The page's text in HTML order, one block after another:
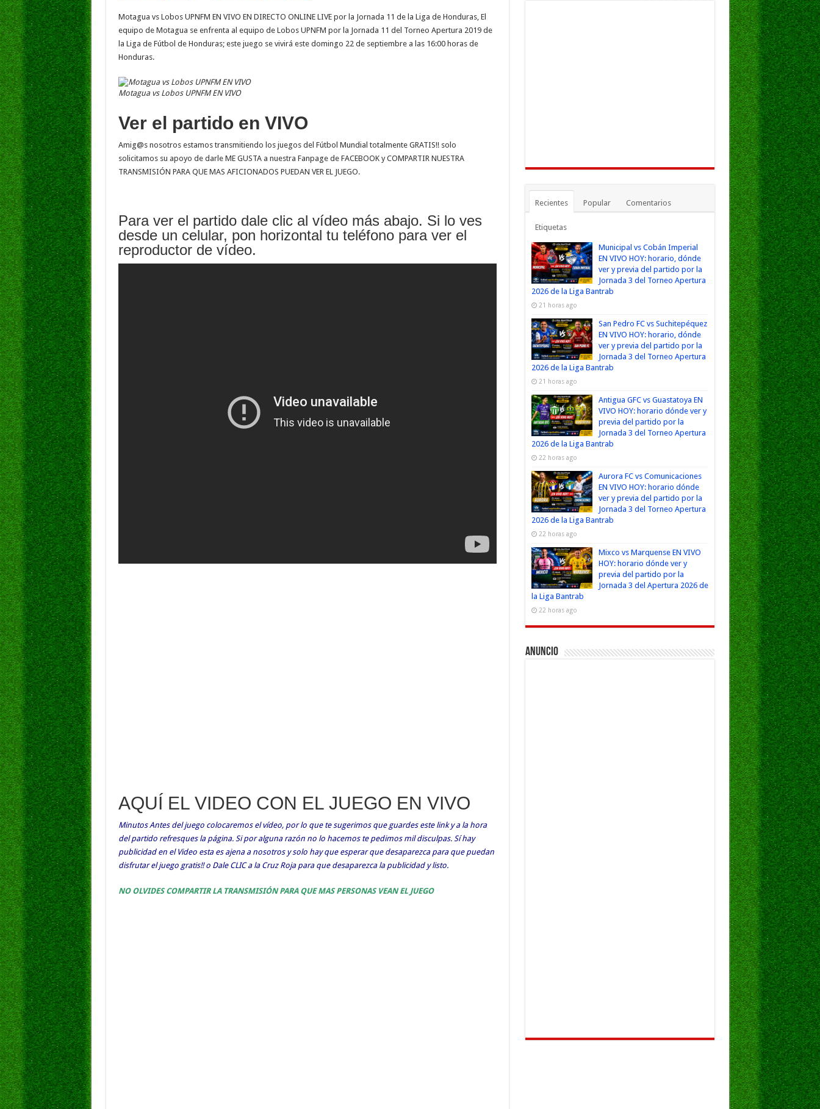
e
b
o
o
k
wi
tt
er
at
sA
p
ai
l
k
e
n
se
n
e
gr
m
p
Motagua vs Lobos UPNFM EN VIVO EN DIRECTO ONLINE LIVE por la Jornada 11 de la Liga de Honduras, El
equipo de Motagua se enfrenta al equipo de Lobos UPNFM por la Jornada 11 del Torneo Apertura 2019 de
la Liga de Fútbol de Honduras; este juego se vivirá este domingo 22 de septiembre a las 16:00 horas de
Honduras.
Motagua vs Lobos UPNFM EN VIVO
Ver el partido en VIVO
Amig@s nosotros estamos transmitiendo los juegos del Fútbol Mundial totalmente GRATIS!! solo
solicitamos su apoyo de darle ME GUSTA a nuestra Fanpage de FACEBOOK y COMPARTIR NUESTRA
TRANSMISIÓN PARA QUE MAS AFICIONADOS PUEDAN VER EL JUEGO.
Para ver el partido dale clic al vídeo más abajo. Si lo ves
desde un celular, pon horizontal tu teléfono para ver el
reproductor de vídeo.
AQUÍ EL VIDEO CON EL JUEGO EN VIVO
Minutos Antes del juego colocaremos el vídeo, por lo que te sugerimos que guardes este link y a la hora
del partido refresques la página. Si por alguna razón no lo hacemos te pedimos mil disculpas. Sí hay
publicidad en el Video esta es ajena a nosotros y solo hay que esperar que desaparezca para que puedan
disfrutar el juego gratis!! o Dale CLIC a la Cruz Roja para que desaparezca la publicidad y listo.
NO OLVIDES COMPARTIR LA TRANSMISIÓN PARA QUE MAS PERSONAS VEAN EL JUEGO
Recientes Popular Comentarios
Etiquetas
Municipal vs Cobán Imperial
EN VIVO HOY: horario, dónde
ver y previa del partido por la
Jornada 3 del Torneo Apertura
2026 de la Liga Bantrab
21 horas ago
San Pedro FC vs Suchitepéquez
EN VIVO HOY: horario, dónde
ver y previa del partido por la
Jornada 3 del Torneo Apertura
2026 de la Liga Bantrab
21 horas ago
Antigua GFC vs Guastatoya EN
VIVO HOY: horario dónde ver y
previa del partido por la
Jornada 3 del Torneo Apertura
2026 de la Liga Bantrab
22 horas ago
Aurora FC vs Comunicaciones
EN VIVO HOY: horario dónde
ver y previa del partido por la
Jornada 3 del Torneo Apertura
2026 de la Liga Bantrab
22 horas ago
Mixco vs Marquense EN VIVO
HOY: horario dónde ver y
previa del partido por la
Jornada 3 del Apertura 2026 de
la Liga Bantrab
22 horas ago
Anuncio